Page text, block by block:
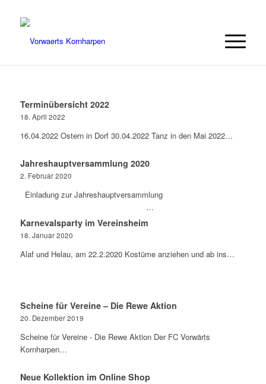
Terminübersicht 2022
18. April 2022
16.04.2022 Ostern in Dorf 30.04.2022 Tanz in den Mai 2022…
Jahreshauptversammlung 2020
2. Februar 2020
Einladung zur Jahreshauptversammlung
…
Karnevalsparty im Vereinsheim
18. Januar 2020
Alaf und Helau, am 22.2.2020 Kostüme anziehen und ab ins…
Scheine für Vereine – Die Rewe Aktion
20. Dezember 2019
Scheine für Vereine - Die Rewe Aktion Der FC Vorwärts
Kornharpen…
Neue Kollektion im Online Shop